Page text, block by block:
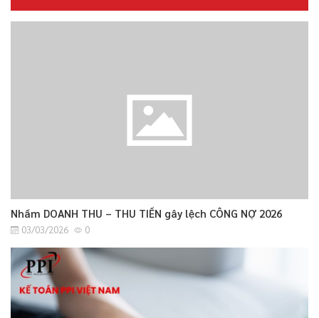
Nhầm DOANH THU – THU TIỀN gây lệch CÔNG NỢ 2026
03/03/2026 0